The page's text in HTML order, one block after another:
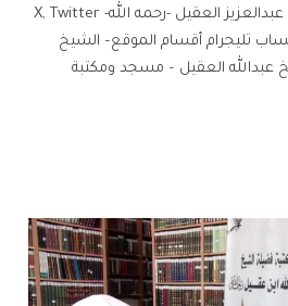
في مكتبة الشيخ عبدالله بن عبدالعزيز العقيل -رحمه الله- X, Twitter
تليجرام أقسام الموقع– الشيخ
عبدالله العقيل – مسجد ومكتبة